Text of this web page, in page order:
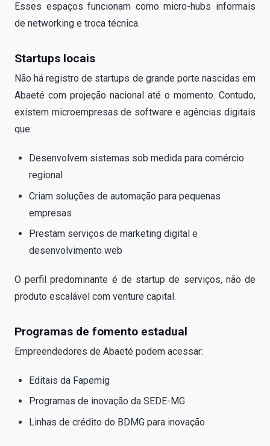
Esses espaços funcionam como micro-hubs informais
de networking e troca técnica.
Startups locais
Não há registro de startups de grande porte nascidas em
Abaeté com projeção nacional até o momento. Contudo,
existem microempresas de software e agências digitais
que:
Desenvolvem sistemas sob medida para comércio
regional
Criam soluções de automação para pequenas
empresas
Prestam serviços de marketing digital e
desenvolvimento web
O perfil predominante é de startup de serviços, não de
produto escalável com venture capital.
Programas de fomento estadual
Empreendedores de Abaeté podem acessar:
Editais da Fapemig
Programas de inovação da SEDE-MG
Linhas de crédito do BDMG para inovação